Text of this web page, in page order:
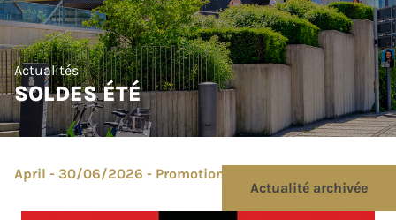
Actualités
SOLDES ÉTÉ
Actualité archivée
April - 30/06/2026 - Promotion